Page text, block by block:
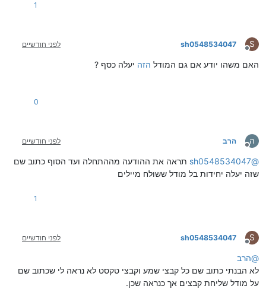
1
S
מנותק
sh0548534047 לפני חודשיים
האם משהו יודע אם גם המודל הזה יעלה כסף ?
0
ה
מנותק
הרב לפני חודשיים
@
sh0548534047 תראה את ההודעה מההתחלה ועד הסוף כתוב שם
שזה יעלה יחידות בל מודל ששולח מיילים
1
S
מנותק
sh0548534047 לפני חודשיים
@הרב
לא הבנתי כתוב שם כל קבצי שמע וקבצי טקסט לא נראה לי שכתוב שם
על מודל שליחת קבצים אך כנראה שכן.